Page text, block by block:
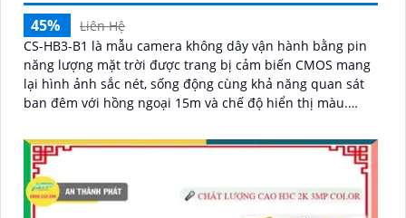
45%
Liên Hệ
CS-HB3-B1 là mẫu camera không dây vận hành bằng pin
năng lượng mặt trời được trang bị cảm biến CMOS mang
lại hình ảnh sắc nét, sống động cùng khả năng quan sát
ban đêm với hồng ngoại 15m và chế độ hiển thị màu.